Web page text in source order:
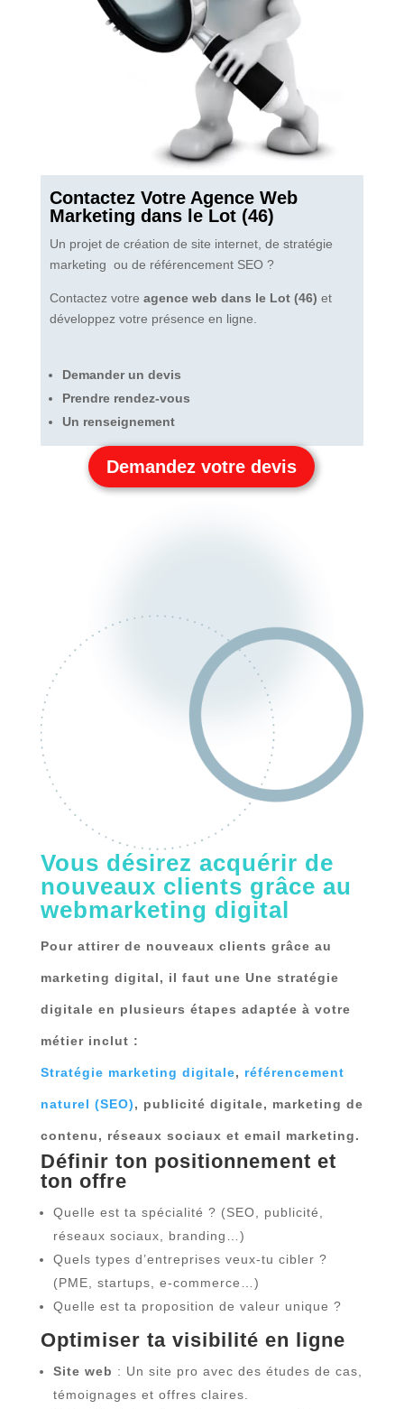
Contactez Votre Agence Web
Marketing dans le Lot (46)
Un projet de création de site internet, de stratégie
marketing ou de référencement SEO ?
Contactez votre agence web dans le Lot (46) et
développez votre présence en ligne.
Demander un devis
Prendre rendez-vous
Un renseignement
Demandez votre devis
Vous désirez acquérir de
nouveaux clients grâce au
webmarketing digital
Pour attirer de nouveaux clients grâce au
marketing digital, il faut une Une stratégie
digitale en plusieurs étapes adaptée à votre
métier inclut :
Stratégie marketing digitale, référencement
naturel (SEO), publicité digitale, marketing de
contenu, réseaux sociaux et email marketing.
Définir ton positionnement et
ton offre
Quelle est ta spécialité ? (SEO, publicité,
réseaux sociaux, branding…)
Quels types d’entreprises veux-tu cibler ?
(PME, startups, e-commerce…)
Quelle est ta proposition de valeur unique ?
Optimiser ta visibilité en ligne
Site web : Un site pro avec des études de cas,
témoignages et offres claires.